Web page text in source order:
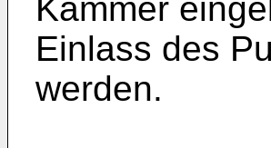
Kammer
Einlass des
werden.